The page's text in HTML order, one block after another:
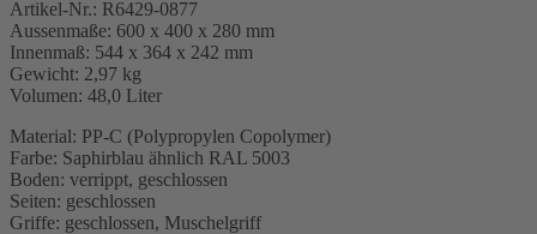
Artikel-Nr.: R6429-0877
Aussenmaße: 600 x 400 x 280 mm
Innenmaß: 544 x 364 x 242 mm
Gewicht: 2,97 kg
Volumen: 48,0 Liter
Material: PP-C (Polypropylen Copolymer)
Farbe: Saphirblau ähnlich RAL 5003
Boden: verrippt, geschlossen
Seiten: geschlossen
Griffe: geschlossen, Muschelgriff